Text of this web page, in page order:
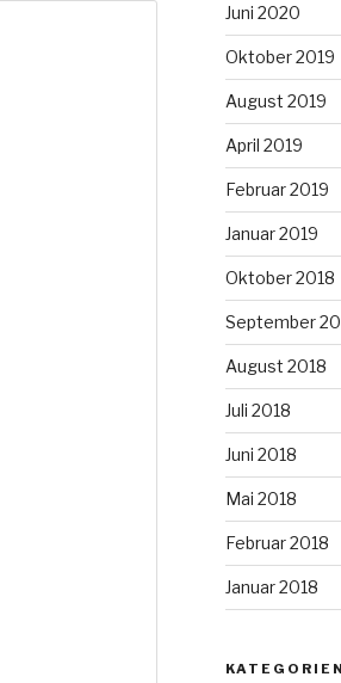
Juni 2020
Oktober 2019
August 2019
April 2019
Februar 2019
Januar 2019
Oktober 2018
September
August 2018
Juli 2018
Juni 2018
Mai 2018
Februar 2018
Januar 2018